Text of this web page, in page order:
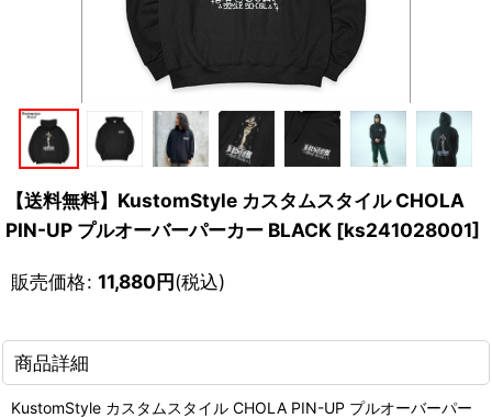
【送料無料】KustomStyle カスタムスタイル CHOLA
PIN-UP プルオーバーパーカー BLACK [ks241028001]
販売価格: 11,880円(税込)
商品詳細
KustomStyle カスタムスタイル CHOLA PIN-UP プルオーバーパー